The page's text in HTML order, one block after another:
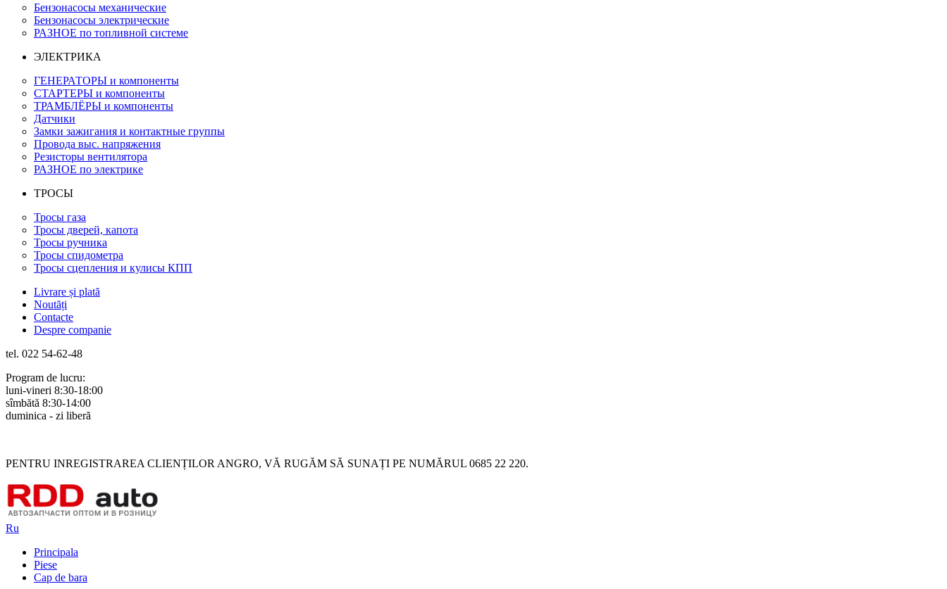
Бензонасосы механические
Бензонасосы электрические
РАЗНОЕ по топливной системе
ЭЛЕКТРИКА
ГЕНЕРАТОРЫ и компоненты
СТАРТЕРЫ и компоненты
ТРАМБЛЁРЫ и компоненты
Датчики
Замки зажигания и контактные группы
Провода выс. напряжения
Резисторы вентилятора
РАЗНОЕ по электрике
ТРОСЫ
Тросы газа
Тросы дверей, капота
Тросы ручника
Тросы спидометра
Тросы сцепления и кулисы КПП
Livrare și plată
Noutăți
Contacte
Despre companie
tel. 022 54-62-48
Program de lucru:
luni-vineri 8:30-18:00
sîmbătă 8:30-14:00
duminica - zi liberă
PENTRU INREGISTRAREA CLIENȚILOR ANGRO, VĂ RUGĂM SĂ SUNAȚI PE NUMĂRUL 0685 22 220.
Ru
Principala
Piese
Cap de bara